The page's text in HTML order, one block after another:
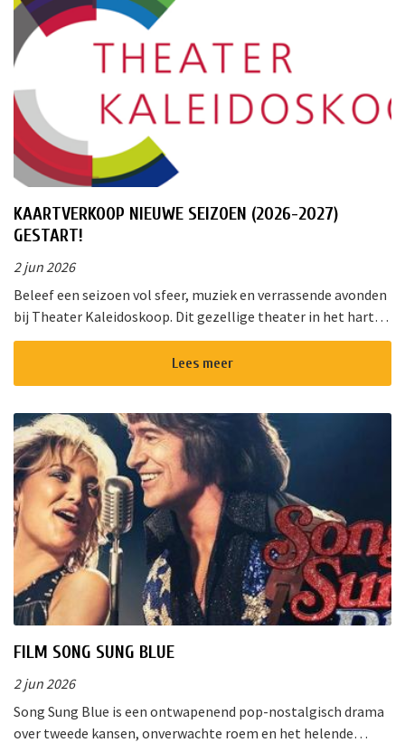
KAARTVERKOOP NIEUWE SEIZOEN (2026-2027)
GESTART!
2 jun 2026
Beleef een seizoen vol sfeer, muziek en verrassende avonden
bij Theater Kaleidoskoop. Dit gezellige theater in het hart
van Nieuwkoop biedt een gevarieerd programma voor jong
Lees meer
FILM SONG SUNG BLUE
2 jun 2026
Song Sung Blue is een ontwapenend pop-nostalgisch drama
over tweede kansen, onverwachte roem en het helende